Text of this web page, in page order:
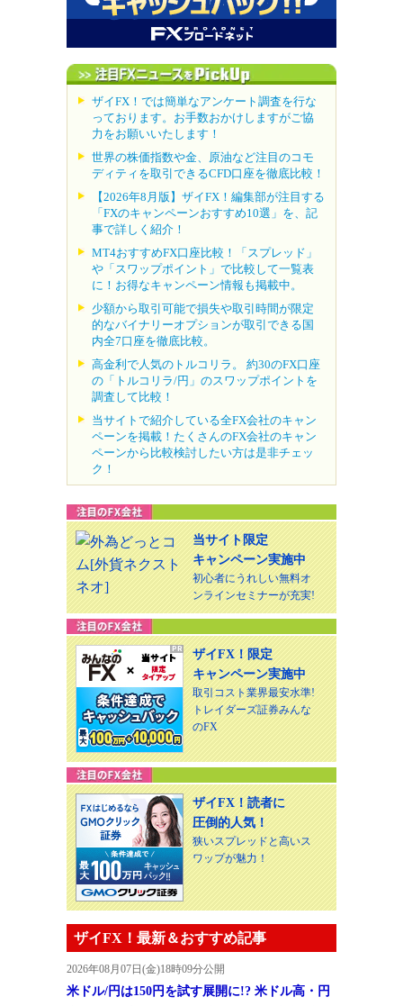
ザイFX！では簡単なアンケート調査を行な
っております。お手数おかけしますがご協
力をお願いいたします！
世界の株価指数や金、原油など注目のコモ
ディティを取引できるCFD口座を徹底比較！
【2026年8月版】ザイFX！編集部が注目する
「FXのキャンペーンおすすめ10選」を、記
事で詳しく紹介！
MT4おすすめFX口座比較！「スプレッド」
や「スワップポイント」で比較して一覧表
に！お得なキャンペーン情報も掲載中。
少額から取引可能で損失や取引時間が限定
的なバイナリーオプションが取引できる国
内全7口座を徹底比較。
高金利で人気のトルコリラ。 約30のFX口座
の「トルコリラ/円」のスワップポイントを
調査して比較！
当サイトで紹介している全FX会社のキャン
ペーンを掲載！たくさんのFX会社のキャン
ペーンから比較検討したい方は是非チェッ
ク！
当サイト限定
キャンペーン実施中
初心者にうれしい無料オ
ンラインセミナーが充実!
ザイFX！限定
キャンペーン実施中
取引コスト業界最安水準!
トレイダーズ証券みんな
のFX
ザイFX！読者に
圧倒的人気！
狭いスプレッドと高いス
ワップが魅力！
ザイFX！最新＆おすすめ記事
2026年08月07日(金)18時09分公開
米ドル/円は150円を試す展開に!? 米ドル高・円